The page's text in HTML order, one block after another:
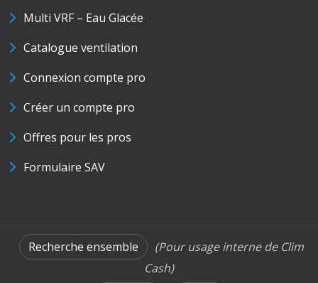
Multi VRF – Eau Glacée
Catalogue ventilation
Connexion compte pro
Créer un compte pro
Offres pour les pros
Formulaire SAV
Recherche ensemble
(Pour usage interne de Clim
Cash)